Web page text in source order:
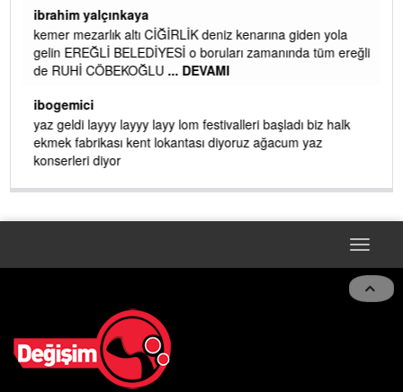
ibrahim yalçınkaya
kemer mezarlık altı CİĞİRLİK deniz kenarına giden yola
gelin EREĞLİ BELEDİYESİ o boruları zamanında tüm ereğli
de RUHİ CÖBEKOĞLU ... DEVAMI
ibogemici
yaz geldi layyy layyy layy lom festivalleri başladı biz halk
ekmek fabrikası kent lokantası diyoruz ağacum yaz
konserleri diyor
Toggle